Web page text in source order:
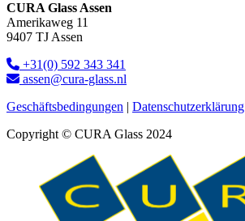
CURA Glass Assen
Amerikaweg 11
9407 TJ Assen
+31(0) 592 343 341
assen@cura-glass.nl
Geschäftsbedingungen | Datenschutzerklärung
Copyright © CURA Glass 2024